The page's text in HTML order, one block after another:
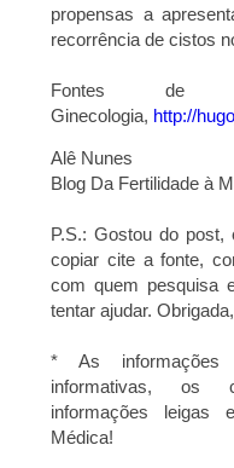
propensas a
recorrência de cistos
Fontes de
Ginecologia, http://
Alê Nunes
Blog Da Fertilidade à
P.S.: Gostou do
copiar cite a fonte,
com quem pesquisa
tentar ajudar.
* As informações
informativas, os
informações leigas
Médica!